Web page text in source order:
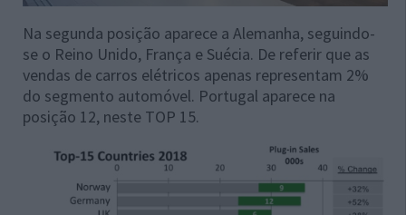
Na segunda posição aparece a Alemanha, seguindo-
se o Reino Unido, França e Suécia. De referir que as
vendas de carros elétricos apenas representam 2%
do segmento automóvel. Portugal aparece na
posição 12, neste TOP 15.